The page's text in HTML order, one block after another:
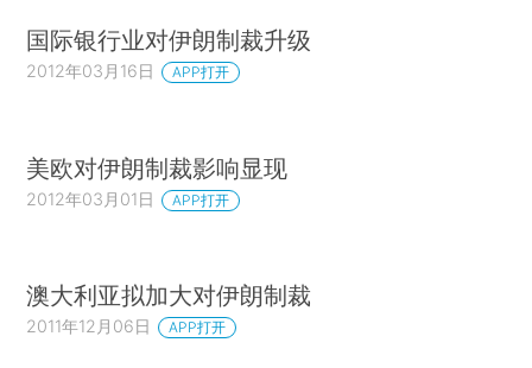
国际银行业对伊朗制裁升级
2012年03月16日 APP打开
美欧对伊朗制裁影响显现
2012年03月01日 APP打开
澳大利亚拟加大对伊朗制裁
2011年12月06日 APP打开